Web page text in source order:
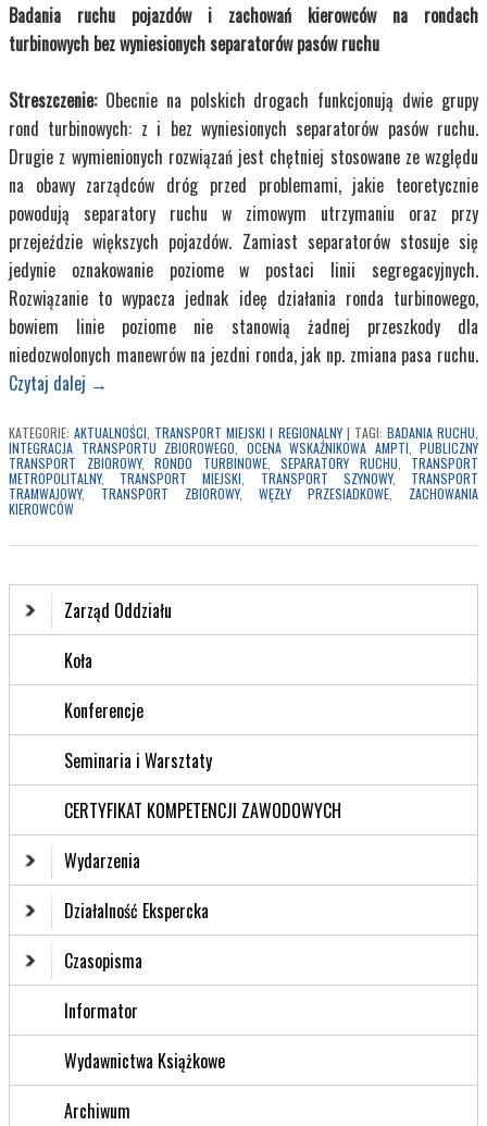
Badania ruchu pojazdów i zachowań kierowców na rondach
turbinowych bez wyniesionych separatorów pasów ruchu
Streszczenie: Obecnie na polskich drogach funkcjonują dwie grupy
rond turbinowych: z i bez wyniesionych separatorów pasów ruchu.
Drugie z wymienionych rozwiązań jest chętniej stosowane ze względu
na obawy zarządców dróg przed problemami, jakie teoretycznie
powodują separatory ruchu w zimowym utrzymaniu oraz przy
przejeździe większych pojazdów. Zamiast separatorów stosuje się
jedynie oznakowanie poziome w postaci linii segregacyjnych.
Rozwiązanie to wypacza jednak ideę działania ronda turbinowego,
bowiem linie poziome nie stanowią żadnej przeszkody dla
niedozwolonych manewrów na jezdni ronda, jak np. zmiana pasa ruchu.
Czytaj dalej →
KATEGORIE: AKTUALNOŚCI TRANSPORT MIEJSKI I REGIONALNY | TAGI: BADANIA RUCHU
INTEGRACJA TRANSPORTU ZBIOROWEGO
OCENA WSKAŹNIKOWA AMPTI
PUBLICZNY
TRANSPORT ZBIOROWY, RONDO TURBINOWE, SEPARATORY RUCHU
TRANSPORT
METROPOLITALNY, TRANSPORT MIEJSKI TRANSPORT SZYNOWY, TRANSPORT
TRAMWAJOWY, TRANSPORT ZBIOROWY, WĘZŁY PRZESIADKOWE
ZACHOWANIA
KIEROWCÓW
Zarząd Oddziału
Koła
Konferencje
Seminaria i Warsztaty
CERTYFIKAT KOMPETENCJI ZAWODOWYCH
Wydarzenia
Działalność Ekspercka
Czasopisma
Informator
Wydawnictwa Książkowe
Archiwum